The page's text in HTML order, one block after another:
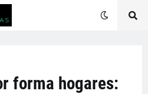
forma hogares: